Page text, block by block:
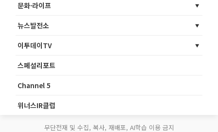
문화·라이프
뉴스발전소
이투데이TV
스페셜리포트
Channel 5
위너스IR클럽
무단전재 및 수집, 복사, 재배포, AI학습 이용 금지